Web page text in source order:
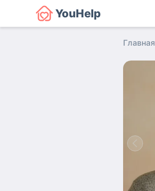
YouHelp
Главная